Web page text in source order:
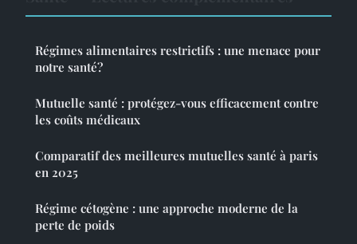
Régimes alimentaires restrictifs : une menace pour
notre santé?
Mutuelle santé : protégez-vous efficacement contre
les coûts médicaux
Comparatif des meilleures mutuelles santé à paris
en 2025
Régime cétogène : une approche moderne de la
perte de poids